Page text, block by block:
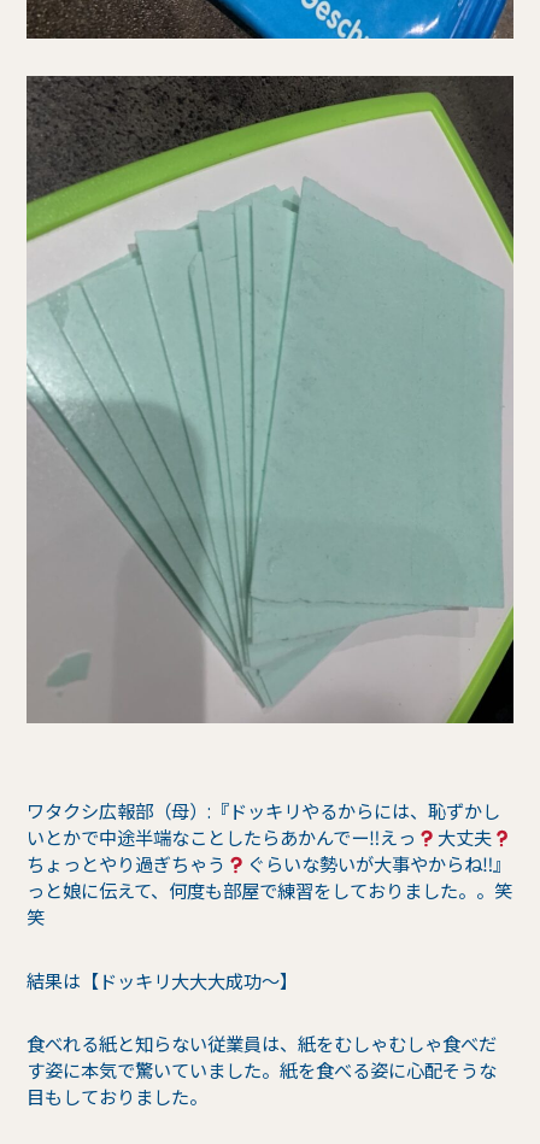
ワタクシ広報部（母）:『ドッキリやるからには、恥ずかし
いとかで中途半端なことしたらあかんでー‼︎えっ
大丈夫
ちょっとやり過ぎちゃう
ぐらいな勢いが大事やからね‼︎』
っと娘に伝えて、何度も部屋で練習をしておりました。。笑
笑
結果は【ドッキリ大大大成功〜】
食べれる紙と知らない従業員は、紙をむしゃむしゃ食べだ
す姿に本気で驚いていました。紙を食べる姿に心配そうな
目もしておりました。